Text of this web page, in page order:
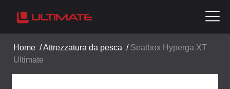
Home /Attrezzatura da pesca / Seatbox Hyperga XT
Ultimate